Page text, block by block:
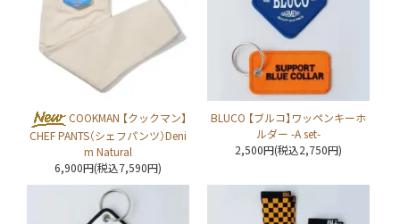
COOKMAN 【クックマン】
CHEF PANTS（シェフパンツ）Deni
m Natural
6,900円(税込7,590円)
BLUCO 【ブルコ】ワッペンキーホ
ルダー -A set-
2,500円(税込2,750円)